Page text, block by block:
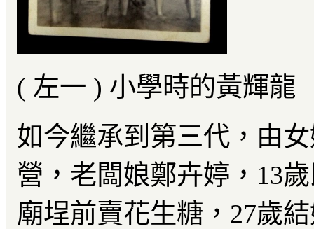
( 左一 ) 小學時的黃輝龍
如今繼承到第三代，由
營，老闆娘鄭卉婷，13
廟埕前賣花生糖，27歲